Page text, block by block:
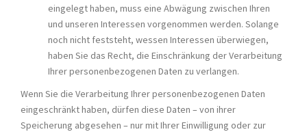
eingelegt haben, muss eine Abwägung zwischen Ihren
und unseren Interessen vorgenommen werden. Solange
noch nicht feststeht, wessen Interessen überwiegen,
haben Sie das Recht, die Einschränkung der Verarbeitung
Ihrer personenbezogenen Daten zu verlangen.
Wenn Sie die Verarbeitung Ihrer personenbezogenen Daten
eingeschränkt haben, dürfen diese Daten – von ihrer
Speicherung abgesehen – nur mit Ihrer Einwilligung oder zur